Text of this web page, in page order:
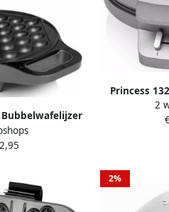
Bubbelwafelijzer
– Zeshoekige
700W
Princess
2
2%